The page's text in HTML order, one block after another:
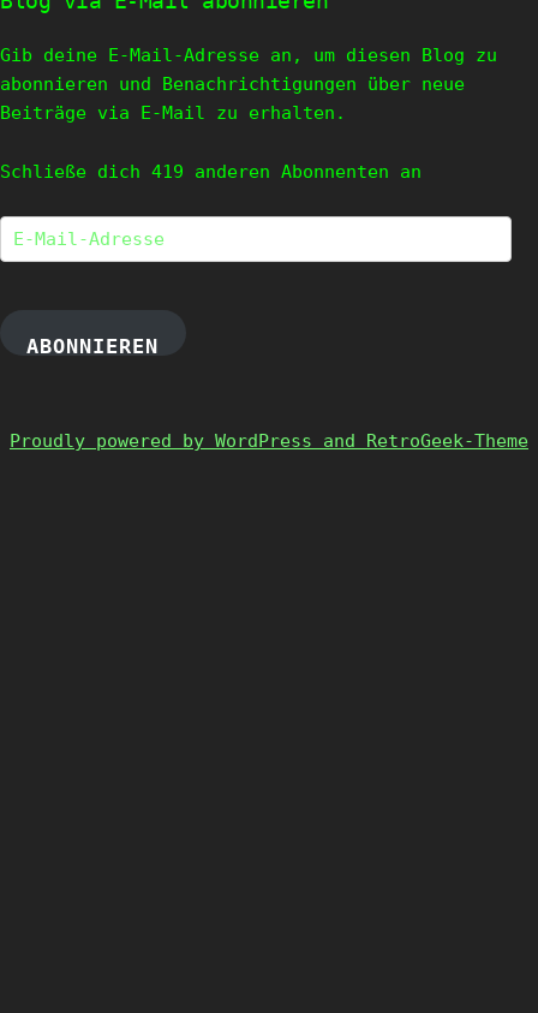
Gib deine E-Mail-Adresse an, um diesen Blog zu
abonnieren und Benachrichtigungen über neue
Beiträge via E-Mail zu erhalten.
Schließe dich 419 anderen Abonnenten an
E-
Mail-
ABONNIEREN
Proudly powered by WordPress and RetroGeek-Theme